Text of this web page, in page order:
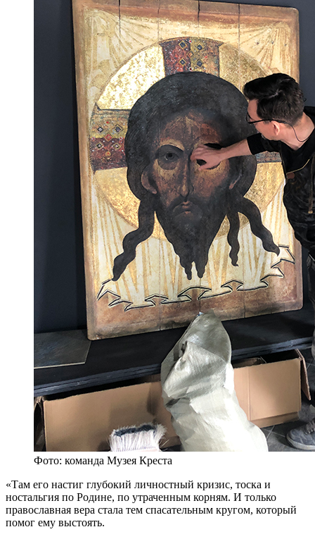
Фото: команда Музея Креста
«Там его настиг глубокий личностный кризис, тоска и
ностальгия по Родине, по утраченным корням. И только
православная вера стала тем спасательным кругом, который
помог ему выстоять.